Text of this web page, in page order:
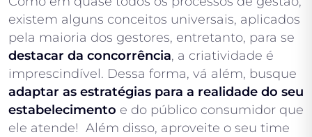
existem alguns conceitos universais, aplicados
pela maioria dos gestores, entretanto, para se
destacar da concorrência, a criatividade é
imprescindível. Dessa forma, vá além, busque
adaptar as estratégias para a realidade do seu
estabelecimento e do público consumidor que
ele atende! Além disso, aproveite o seu time